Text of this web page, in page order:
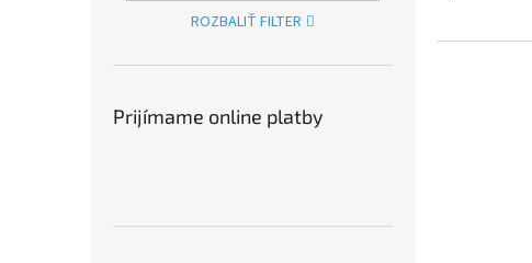
ROZBALIŤ FILTER
Prijímame online platby